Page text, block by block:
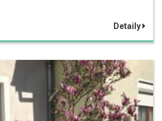
Detaily